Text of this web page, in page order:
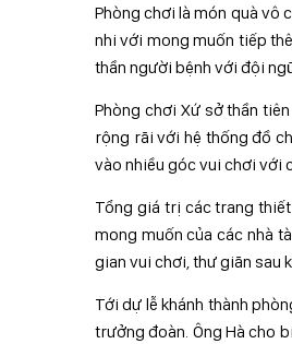
Phòng chơi là món quà vô
nhi với mong muốn tiếp
thần người bệnh với đội
Phòng chơi Xứ sở thần
rộng rãi với hệ thống đồ
vào nhiều góc vui chơi với
Tổng giá trị các trang
mong muốn của các nhà
gian vui chơi, thư giãn sau
Tới dự lễ khánh thành
trưởng đoàn. Ông Hà cho